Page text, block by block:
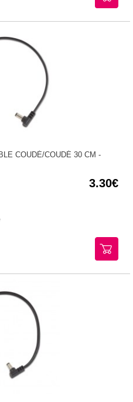
COUDÉ/COUDÉ 30 CM -
3.30